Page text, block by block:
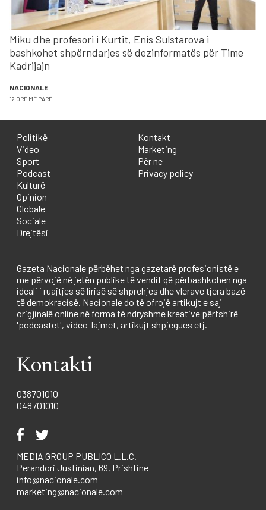
Miku dhe profesori i Kurtit, Enis Sulstarova i
bashkohet shpërndarjes së dezinformatës për Time
Kadrijajn
NACIONALE
12 ORË MË PARË
Politikë
Video
Sport
Podcast
Kulturë
Opinion
Globale
Sociale
Drejtësi
Kontakt
Marketing
Për ne
Privacy policy
Gazeta Nacionale përbëhet nga gazetarë profesionistë e
me përvojë në jetën publike të vendit që përbashkohen nga
ideali i ruajtjes së lirisë së shprehjes dhe vlerave tjera bazë
të demokracisë. Nacionale do të ofrojë artikujt e saj
origjinalë online në forma të ndryshme kreative përfshirë
'podcastet', video-lajmet, artikujt shpjegues etj.
Kontakti
038701010
048701010
MEDIA GROUP PUBLICO L.L.C.
Perandori Justinian, 69, Prishtine
info@nacionale.com
marketing@nacionale.com